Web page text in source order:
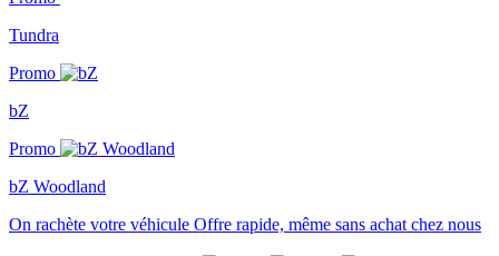
Tundra
Promo
bZ
Promo
bZ Woodland
On rachète votre véhicule Offre rapide, même sans achat chez nous